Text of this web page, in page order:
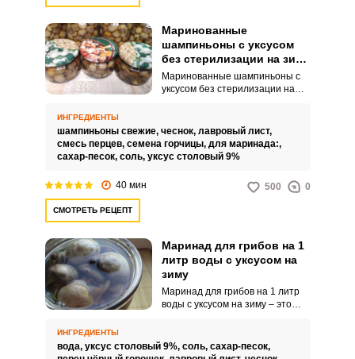
Маринованные
шампиньоны с уксусом
без стерилизации на зиму
в банках
Маринованные шампиньоны с
уксусом без стерилизации на
прекрасно подойдут как гарнир
или закуска к любому блюду.
Благодаря уксусу, эти
особенным вкусом и ароматом,
которые не оставят вас
ИНГРЕДИЕНТЫ
шампиньоны свежие, чеснок, лавровый лист,
смесь перцев, семена горчицы, для маринада:,
сахар-песок, соль, уксус столовый 9%
40 мин 500 0
СМОТРЕТЬ РЕЦЕПТ
Маринад для грибов на 1
литр воды с уксусом на
зиму
Маринад для грибов на 1 литр
воды с уксусом на зиму – это
засолки и сохранения грибов на
длительное время, обычно на
ИНГРЕДИЕНТЫ
вода, уксус столовый 9%, соль, сахар-песок,
ВХОД НА САЙТ РЕГИСТРАЦИЯ
с помощью социальных сетей:
или